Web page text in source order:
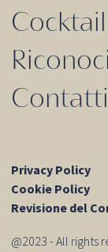
Cocktail
Contatti
Privacy Policy
Cookie Policy
Revisione del
@2023 - All rights